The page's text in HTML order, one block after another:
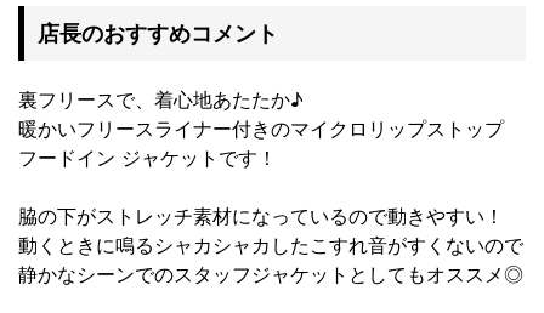
店長のおすすめコメント
裏フリースで、着心地あたたか♪
暖かいフリースライナー付きのマイクロリップストップ
フードイン ジャケットです！
脇の下がストレッチ素材になっているので動きやすい！
動くときに鳴るシャカシャカしたこすれ音がすくないので
静かなシーンでのスタッフジャケットとしてもオススメ◎